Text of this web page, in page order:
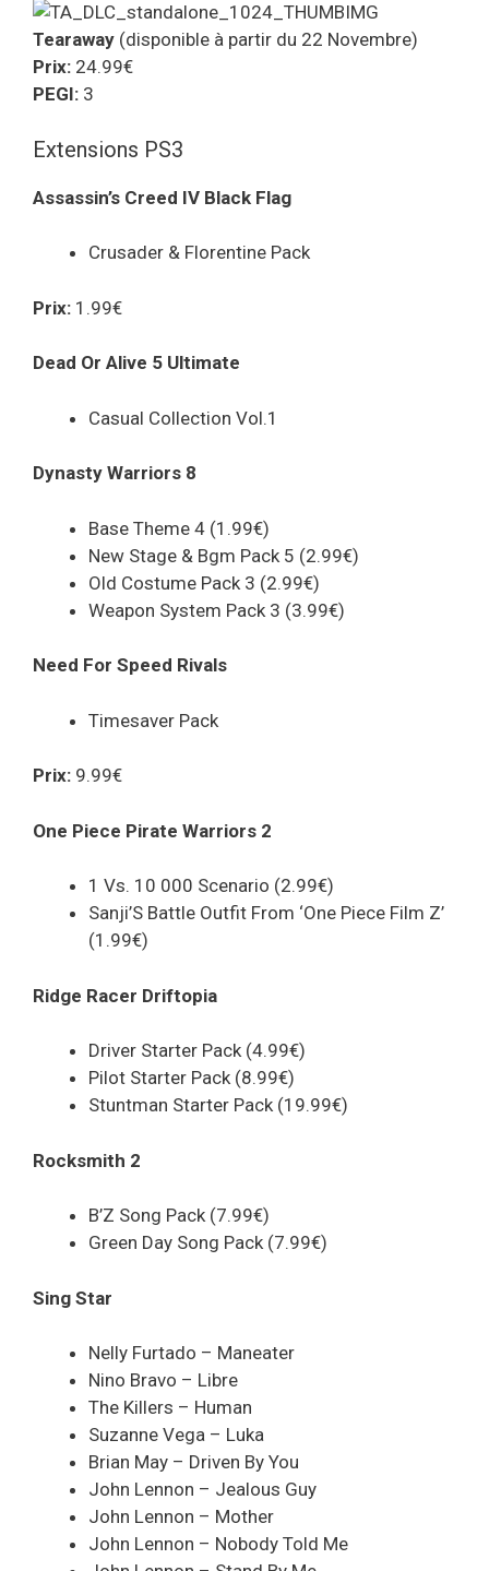
Tearaway (disponible à partir du 22 Novembre)
Prix: 24.99€
PEGI: 3
Extensions PS3
Assassin’s Creed IV Black Flag
Crusader & Florentine Pack
Prix: 1.99€
Dead Or Alive 5 Ultimate
Casual Collection Vol.1
Dynasty Warriors 8
Base Theme 4 (1.99€)
New Stage & Bgm Pack 5 (2.99€)
Old Costume Pack 3 (2.99€)
Weapon System Pack 3 (3.99€)
Need For Speed Rivals
Timesaver Pack
Prix: 9.99€
One Piece Pirate Warriors 2
1 Vs. 10 000 Scenario (2.99€)
Sanji’S Battle Outfit From ‘One Piece Film Z’
(1.99€)
Ridge Racer Driftopia
Driver Starter Pack (4.99€)
Pilot Starter Pack (8.99€)
Stuntman Starter Pack (19.99€)
Rocksmith 2
B’Z Song Pack (7.99€)
Green Day Song Pack (7.99€)
Sing Star
Nelly Furtado – Maneater
Nino Bravo – Libre
The Killers – Human
Suzanne Vega – Luka
Brian May – Driven By You
John Lennon – Jealous Guy
John Lennon – Mother
John Lennon – Nobody Told Me